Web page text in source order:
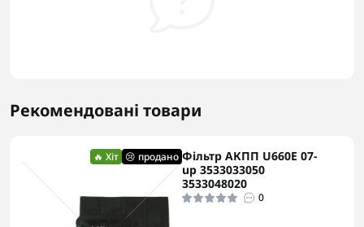
Рекомендовані товари
🔥 Хіт 😢 продано Фільтр АКПП U660E 07-
up 3533033050
3533048020
0